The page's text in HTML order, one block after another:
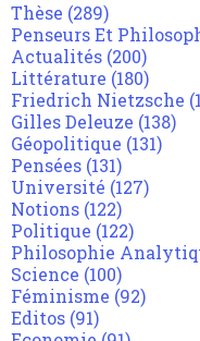
Thèse (289)
Penseurs Et
Actualités (200)
Littérature (180)
Friedrich Nietzsche
Gilles Deleuze (138)
Géopolitique (131)
Pensées (131)
Université (127)
Notions (122)
Politique (122)
Philosophie
Science (100)
Féminisme (92)
Editos (91)